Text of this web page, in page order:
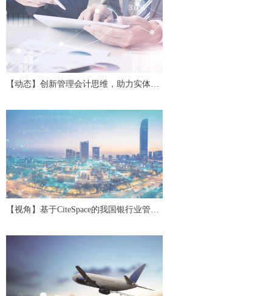
【动态】创新管理会计思维，助力实体经
计沙龙
【视角】基于CiteSpace的我国银行业管理